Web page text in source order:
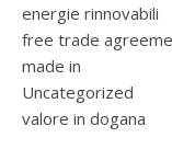
energie rinnovabili
free trade
made in
Uncategorized
valore in dogana